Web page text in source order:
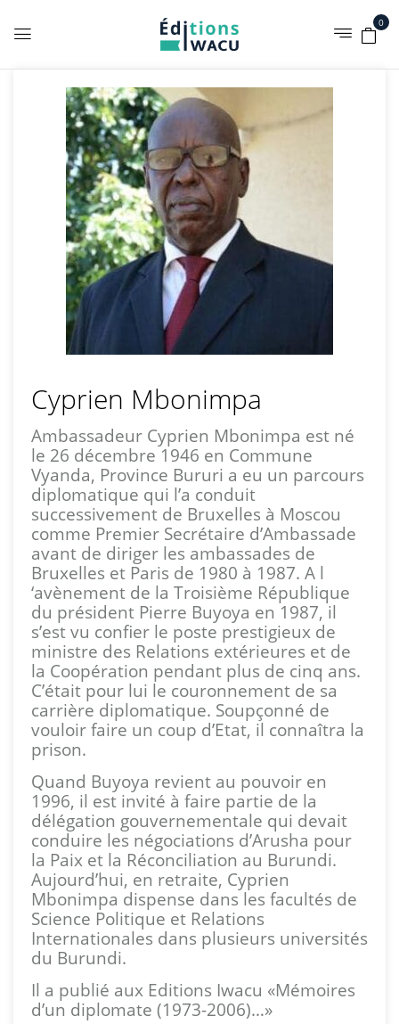
0
Cyprien Mbonimpa
Ambassadeur Cyprien Mbonimpa est né
le 26 décembre 1946 en Commune
Vyanda, Province Bururi a eu un parcours
diplomatique qui l’a conduit
successivement de Bruxelles à Moscou
comme Premier Secrétaire d’Ambassade
avant de diriger les ambassades de
Bruxelles et Paris de 1980 à 1987. A l
‘avènement de la Troisième République
du président Pierre Buyoya en 1987, il
s’est vu confier le poste prestigieux de
ministre des Relations extérieures et de
la Coopération pendant plus de cinq ans.
C’était pour lui le couronnement de sa
carrière diplomatique. Soupçonné de
vouloir faire un coup d’Etat, il connaîtra la
prison.
Quand Buyoya revient au pouvoir en
1996, il est invité à faire partie de la
délégation gouvernementale qui devait
conduire les négociations d’Arusha pour
la Paix et la Réconciliation au Burundi.
Aujourd’hui, en retraite, Cyprien
Mbonimpa dispense dans les facultés de
Science Politique et Relations
Internationales dans plusieurs universités
du Burundi.
Il a publié aux Editions Iwacu «Mémoires
d’un diplomate (1973-2006)…»